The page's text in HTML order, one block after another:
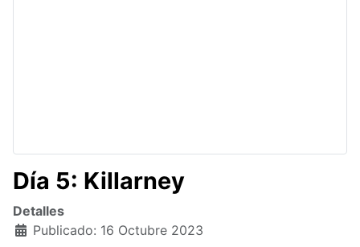
Día 5: Killarney
Detalles
Publicado: 16 Octubre 2023